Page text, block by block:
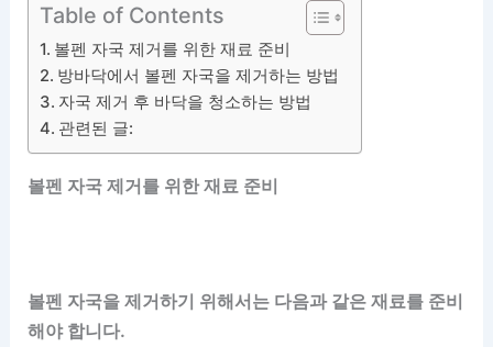
Table of Contents
볼펜 자국 제거를 위한 재료 준비
방바닥에서 볼펜 자국을 제거하는 방법
자국 제거 후 바닥을 청소하는 방법
관련된 글:
볼펜 자국 제거를 위한 재료 준비
볼펜 자국을 제거하기 위해서는 다음과 같은 재료를 준비
해야 합니다.